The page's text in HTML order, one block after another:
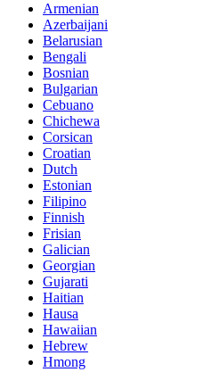
Armenian
Azerbaijani
Belarusian
Bengali
Bosnian
Bulgarian
Cebuano
Chichewa
Corsican
Croatian
Dutch
Estonian
Filipino
Finnish
Frisian
Galician
Georgian
Gujarati
Haitian
Hausa
Hawaiian
Hebrew
Hmong